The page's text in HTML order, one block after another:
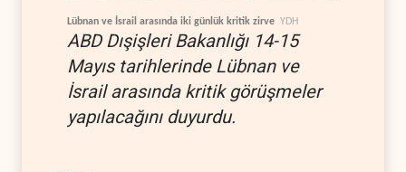
Lübnan ve İsrail arasında iki günlük kritik zirve YDH
ABD Dışişleri Bakanlığı 14-15
Mayıs tarihlerinde Lübnan ve
İsrail arasında kritik görüşmeler
yapılacağını duyurdu.